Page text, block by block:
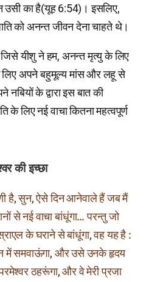
उसी का है(यूह 6:54)। इसलिए,
को अनन्त जीवन देना चाहते थे।
यीशु ने हम, अनन्त मृत्यु के लिए
लिए अपने बहुमूल्य मांस और लहू से
के द्वारा इस बात की
के लिए नई वाचा कितना महत्वपूर्ण
की इच्छा
है, सुन, ऐसे दिन आनेवाले हैं जब मैं
से नई वाचा बांधूंगा… परन्तु जो
के घराने से बांधूंगा, वह यह है :
में समवाऊंगा, और उसे उनके हृदय
ठहरूंगा, और वे मेरी प्रजा